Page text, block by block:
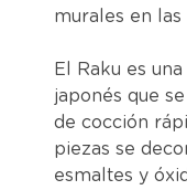
murales en
El Raku es
japonés que
de cocción
piezas se
esmaltes y